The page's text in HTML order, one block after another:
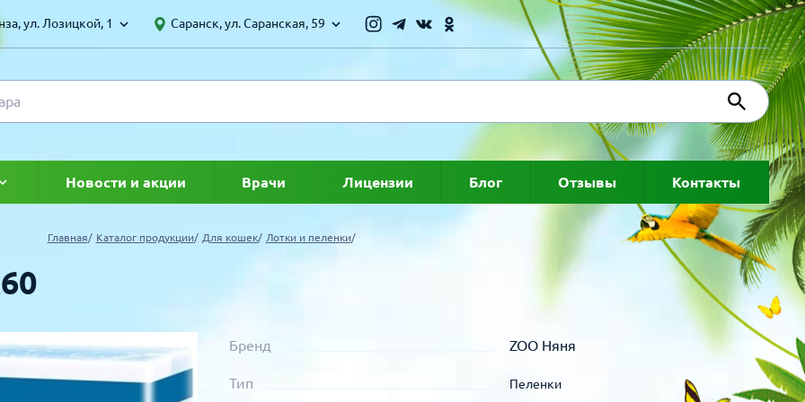
ул. Лозицкой, 1 Саранск, ул. Саранская, 59
Новости и акции Врачи Лицензии Блог Отзывы Контакты
Главная Каталог продукции Для кошек Лотки и пеленки
Бренд ZOO Няня
Тип Пеленки